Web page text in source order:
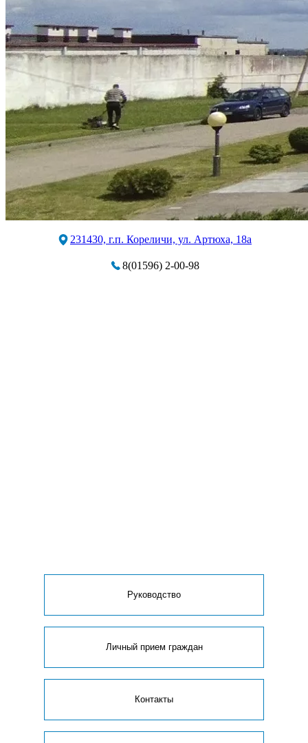
231430, г.п. Кореличи, ул. Артюха, 18а
8(01596) 2-00-98
Руководство
Личный прием граждан
Контакты